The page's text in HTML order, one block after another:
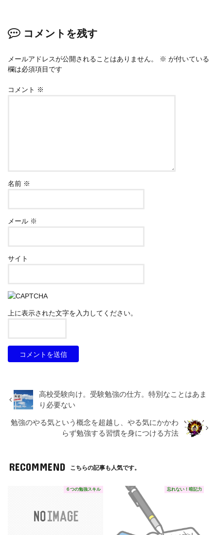
コメントを残す
メールアドレスが公開されることはありません。 ※ が付いている
欄は必須項目です
コメント ※
名前 ※
メール ※
サイト
上に表示された文字を入力してください。
高校受験向け。受験勉強の仕方。特別なことはあま
り必要ない
勉強のやる気という概念を超越し、やる気にかかわ
らず勉強する習慣を身につける方法
RECOMMEND こちらの記事も人気です。
６つの勉強スキル 忘れない！暗記力